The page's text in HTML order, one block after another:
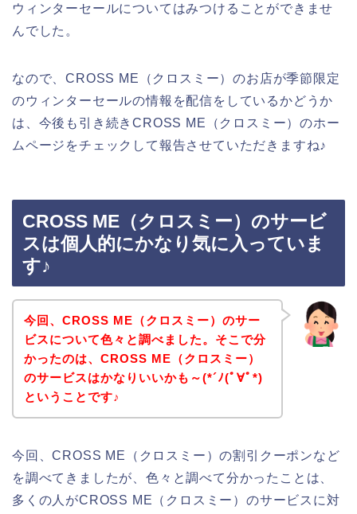
ウィンターセールについてはみつけることができませ
んでした。
なので、CROSS ME（クロスミー）のお店が季節限定
のウィンターセールの情報を配信をしているかどうか
は、今後も引き続きCROSS ME（クロスミー）のホー
ムページをチェックして報告させていただきますね♪
CROSS ME（クロスミー）のサービ
スは個人的にかなり気に入っていま
す♪
今回、CROSS ME（クロスミー）のサー
ビスについて色々と調べました。そこで分
かったのは、CROSS ME（クロスミー）
のサービスはかなりいいかも～(*´ﾉ(ﾟ∀ﾟ*)
ということです♪
今回、CROSS ME（クロスミー）の割引クーポンなど
を調べてきましたが、色々と調べて分かったことは、
多くの人がCROSS ME（クロスミー）のサービスに対